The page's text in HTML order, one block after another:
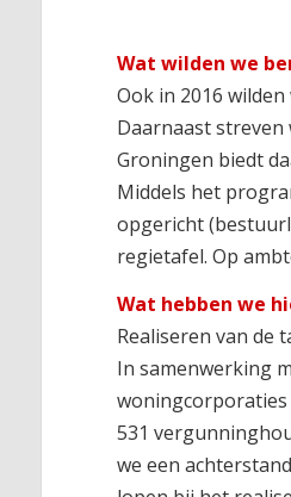
Wat wilden we
Ook in 2016
Daarnaast
Groningen biedt
Middels het
opgericht
regietafel. Op
Wat hebben we
Realiseren van de
In samenwerking
531
we een